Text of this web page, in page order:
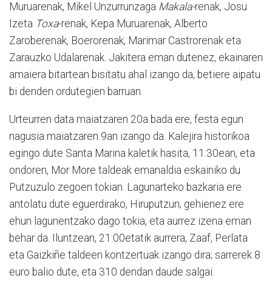
Muruarenak, Mikel Unzurrunzaga Makala-renak, Josu
Izeta Toxa-renak, Kepa Muruarenak, Alberto
Zaroberenak, Boerorenak, Marimar Castrorenak eta
Zarauzko Udalarenak. Jakitera eman dutenez, ekainaren
amaiera bitartean bisitatu ahal izango da, betiere aipatu
bi denden ordutegien barruan.
Urteurren data maiatzaren 20a bada ere, festa egun
nagusia maiatzaren 9an izango da. Kalejira historikoa
egingo dute Santa Marina kaletik hasita, 11:30ean, eta
ondoren, Mor More taldeak emanaldia eskainiko du
Putzuzulo zegoen tokian. Lagunarteko bazkaria ere
antolatu dute eguerdirako, Hiruputzun; gehienez ere
ehun lagunentzako dago tokia, eta aurrez izena eman
behar da. Iluntzean, 21:00etatik aurrera, Zaaf, Perlata
eta Gaizkiñe taldeen kontzertuak izango dira; sarrerek 8
euro balio dute, eta 310 dendan daude salgai.